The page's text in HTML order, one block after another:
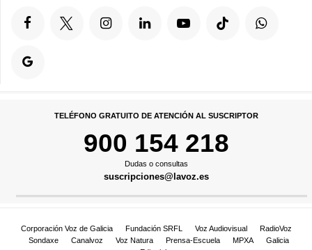
TELÉFONO GRATUITO DE ATENCIÓN AL SUSCRIPTOR
900 154 218
Dudas o consultas
suscripciones@lavoz.es
Corporación Voz de Galicia Fundación SRFL Voz Audiovisual
RadioVoz
Sondaxe
Canalvoz Voz Natura Prensa-Escuela MPXA
Galicia